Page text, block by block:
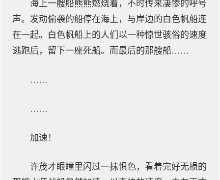
海上一艘船熊熊燃烧着，不时传来凄惨的呼号
声。发动偷袭的船停在海上，与岸边的白色帆船连
在一起。白色帆船上的人们以一种惊世骇俗的速度
逃跑后，留下一座死船。而最后的那艘船……
……
……
加速！
许茂才眼瞳里闪过一抹惧色，看着完好无损的